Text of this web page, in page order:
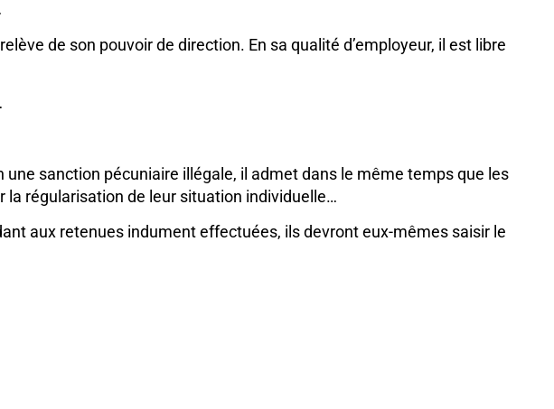
de son pouvoir de direction. En sa qualité d’employeur, il est libre
sanction pécuniaire illégale, il admet dans le même temps que les
la régularisation de leur situation individuelle…
aux retenues indument effectuées, ils devront eux-mêmes saisir le